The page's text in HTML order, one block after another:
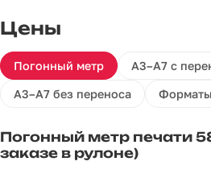
Цены
Погонный метр А3–А7 с
А3–А7 без переноса
Погонный метр печати
заказе в рулоне)